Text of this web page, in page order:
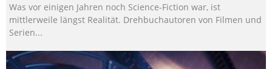
Was vor einigen Jahren noch Science-Fiction war, ist
mittlerweile längst Realität. Drehbuchautoren von Filmen und
Serien...